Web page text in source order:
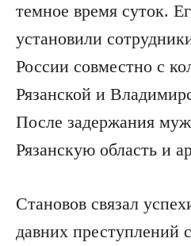
темное время суток.
установили
России совместно с
Рязанской и
После задержания
Рязанскую область и
Становов связал
давних преступлений